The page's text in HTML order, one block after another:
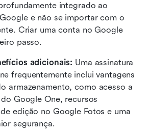
integrado ao
e não se importar com o
Criar uma conta no Google
passo.
adicionais: Uma assinatura
frequentemente inclui vantagens
armazenamento, como acesso a
Google One, recursos
edição no Google Fotos e uma
segurança.